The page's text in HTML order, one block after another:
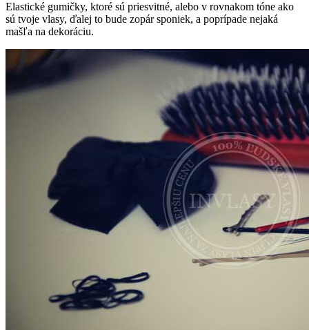
Elastické gumičky, ktoré sú priesvitné, alebo v rovnakom tóne ako
sú tvoje vlasy, ďalej to bude zopár sponiek, a poprípade nejaká
mašľa na dekoráciu.